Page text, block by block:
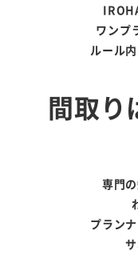
ワンプ
ルール
間取り
専門
プラン